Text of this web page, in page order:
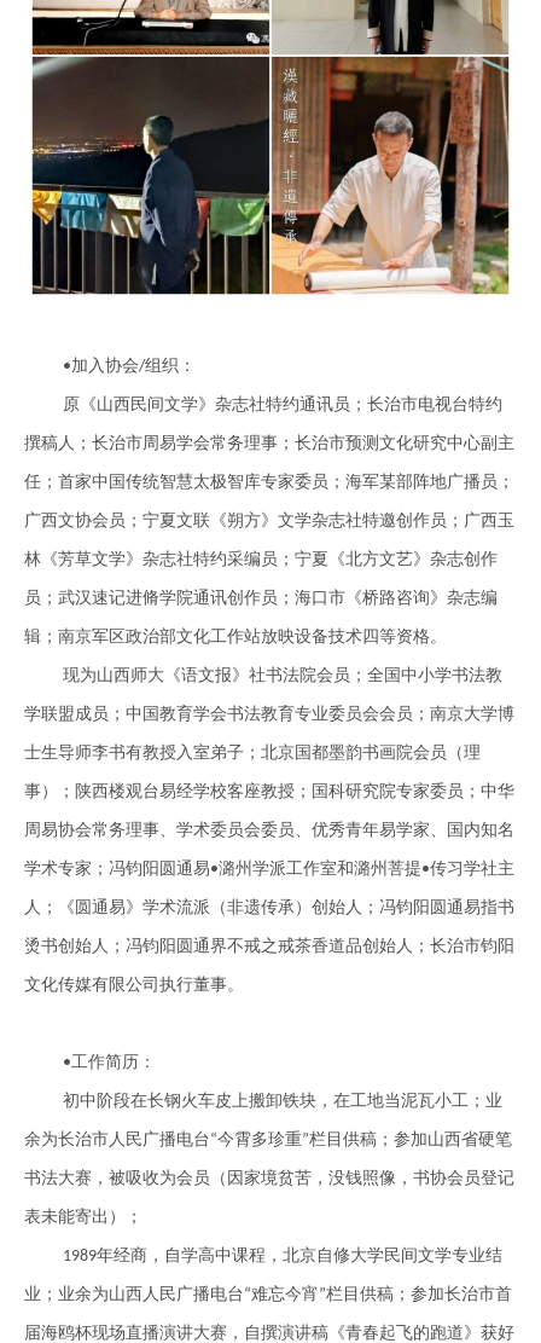
•加入协会/组织：
原《山西民间文学》杂志社特约通讯员；长治市电视台特约
撰稿人；长治市周易学会常务理事；长治市预测文化研究中心副主
任；首家中国传统智慧太极智库专家委员；海军某部阵地广播员；
广西文协会员；宁夏文联《朔方》文学杂志社特邀创作员；广西玉
林《芳草文学》杂志社特约采编员；宁夏《北方文艺》杂志创作
员；武汉速记进脩学院通讯创作员；海口市《桥路咨询》杂志编
辑；南京军区政治部文化工作站放映设备技术四等资格。
现为山西师大《语文报》社书法院会员；全国中小学书法教
学联盟成员；中国教育学会书法教育专业委员会会员；南京大学博
士生导师李书有教授入室弟子；北京国都墨韵书画院会员（理
事）；陕西楼观台易经学校客座教授；国科研究院专家委员；中华
周易协会常务理事、学术委员会委员、优秀青年易学家、国内知名
学术专家；冯钧阳圆通易•潞州学派工作室和潞州菩提•传习学社主
人；《圆通易》学术流派 （非遗传承） 创始人； 冯钧阳圆通易指书
烫书创始人；冯钧阳圆通界不戒之戒茶香道品创始人； 长治市钧阳
文化传媒有限公司执行董事。
•工作简历：
初中阶段在长钢火车皮上搬卸铁块，在工地当泥瓦小工；业
余为长治市人民广播电台“今霄多珍重”栏目供稿；参加山西省硬笔
书法大赛，被吸收为会员（因家境贫苦，没钱照像，书协会员登记
表未能寄出）；
1989年经商，自学高中课程，北京自修大学民间文学专业结
业；业余为山西人民广播电台“难忘今宵”栏目供稿；参加长治市首
届海鸥杯现场直播演讲大赛，自撰演讲稿《青春起飞的跑道》获好